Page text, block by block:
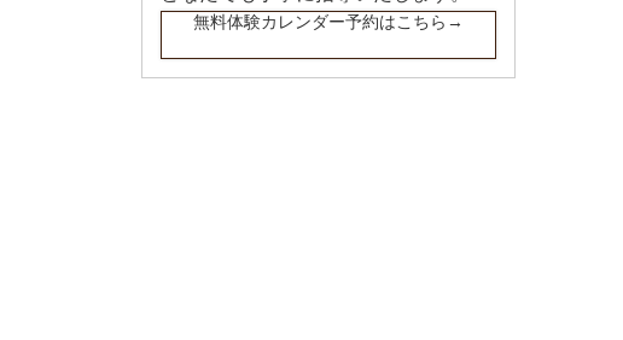
無料体験カレンダー予約はこちら→